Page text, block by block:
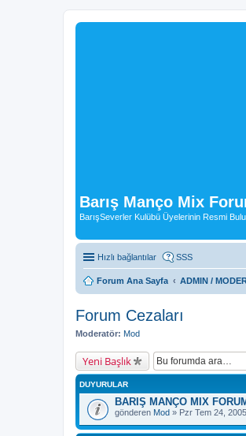
Barış Manço Mix
BarışSeverler Kulübü Üyelerinin Resmi
Hızlı bağlantılar SSS
Forum Ana Sayfa ADMIN /
Forum Cezaları
Moderatör: Mod
Yeni Başlık
DUYURULAR
BARIŞ MANÇO MIX
gönderen Mod » Pzr Tem 24,